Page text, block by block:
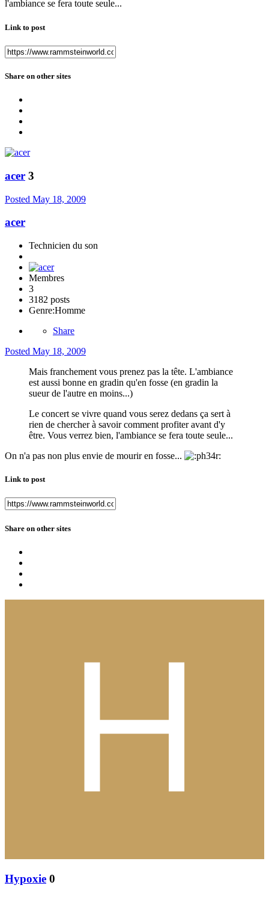
l'ambiance se fera toute seule...
Link to post
Share on other sites
acer 3
Posted May 18, 2009
acer
Technicien du son
Membres
3
3182 posts
Genre:Homme
Share
Posted May 18, 2009
Mais franchement vous prenez pas la tête. L'ambiance
est aussi bonne en gradin qu'en fosse (en gradin la
sueur de l'autre en moins...)
Le concert se vivre quand vous serez dedans ça sert à
rien de chercher à savoir comment profiter avant d'y
être. Vous verrez bien, l'ambiance se fera toute seule...
On n'a pas non plus envie de mourir en fosse...
Link to post
Share on other sites
Hypoxie 0